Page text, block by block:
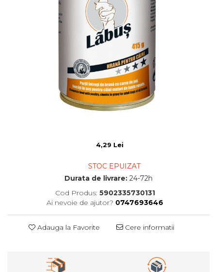
4,29 Lei
STOC EPUIZAT
Durata de livrare: 24-72h
Cod Produs: 5902335730131
Ai nevoie de ajutor? 0747693646
Adauga la Favorite Cere informatii